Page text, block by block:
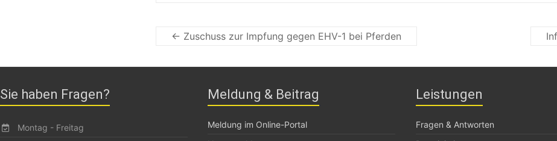
← Zuschuss zur Impfung gegen EHV-1 bei Pferden
Sie haben Fragen?
Montag - Freitag
Meldung & Beitrag
Meldung im Online-Portal
Leistungen
Fragen & Antworten